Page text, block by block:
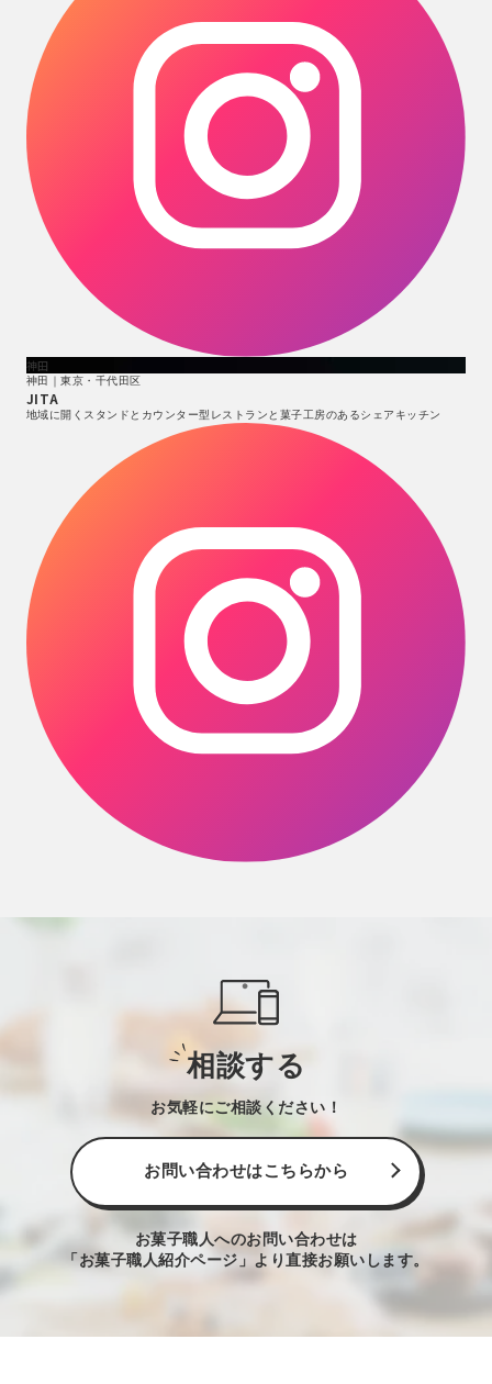
神田
神田｜東京・千代田区
JITA
地域に開くスタンドとカウンター型レストランと菓子工房のあるシェアキッチン
相談する
お気軽にご相談ください！
お問い合わせはこちらから
お菓子職人へのお問い合わせは
「お菓子職人紹介ページ」より直接お願いします。